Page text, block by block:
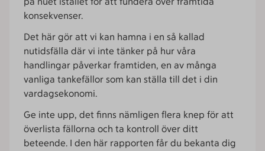
konsekvenser.
Det här gör att vi kan hamna i en så kallad
nutidsfälla där vi inte tänker på hur våra
handlingar påverkar framtiden, en av många
vanliga tankefällor som kan ställa till det i din
vardagsekonomi.
Ge inte upp, det finns nämligen flera knep för att
överlista fällorna och ta kontroll över ditt
beteende. I den här rapporten får du bekanta dig